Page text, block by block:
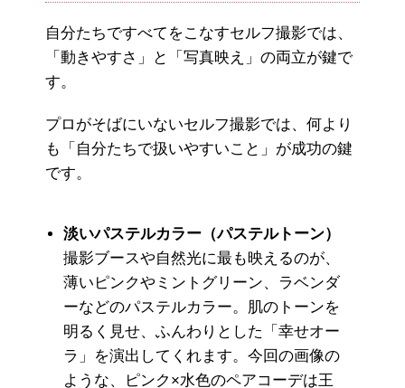
自分たちですべてをこなすセルフ撮影では、
「動きやすさ」と「写真映え」の両立が鍵で
す。
プロがそばにいないセルフ撮影では、何より
も「自分たちで扱いやすいこと」が成功の鍵
です。
淡いパステルカラー（パステルトーン）
撮影ブースや自然光に最も映えるのが、
薄いピンクやミントグリーン、ラベンダ
ーなどのパステルカラー。肌のトーンを
明るく見せ、ふんわりとした「幸せオー
ラ」を演出してくれます。今回の画像の
ような、ピンク×水色のペアコーデは王